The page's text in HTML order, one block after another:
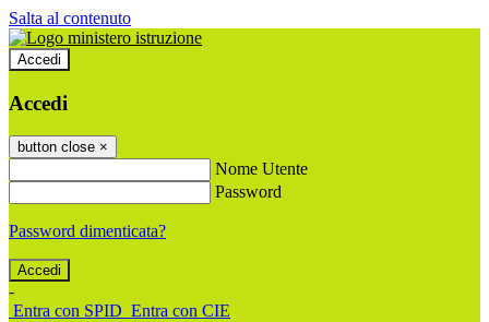
Salta al contenuto
Accedi
Accedi
button close ×
Nome Utente
Password
Password dimenticata?
-
Entra con SPID Entra con CIE